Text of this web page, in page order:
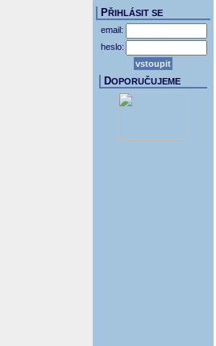
PŘIHLÁSIT SE
email:
heslo:
DOPORUČUJEME